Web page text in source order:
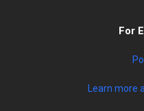
For
Learn more